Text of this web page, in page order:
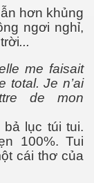
hơn khủng
ngơi nghỉ,
...
me faisait
total. Je n’ai
de mon
lục túi tui.
100%. Tui
cái thơ của